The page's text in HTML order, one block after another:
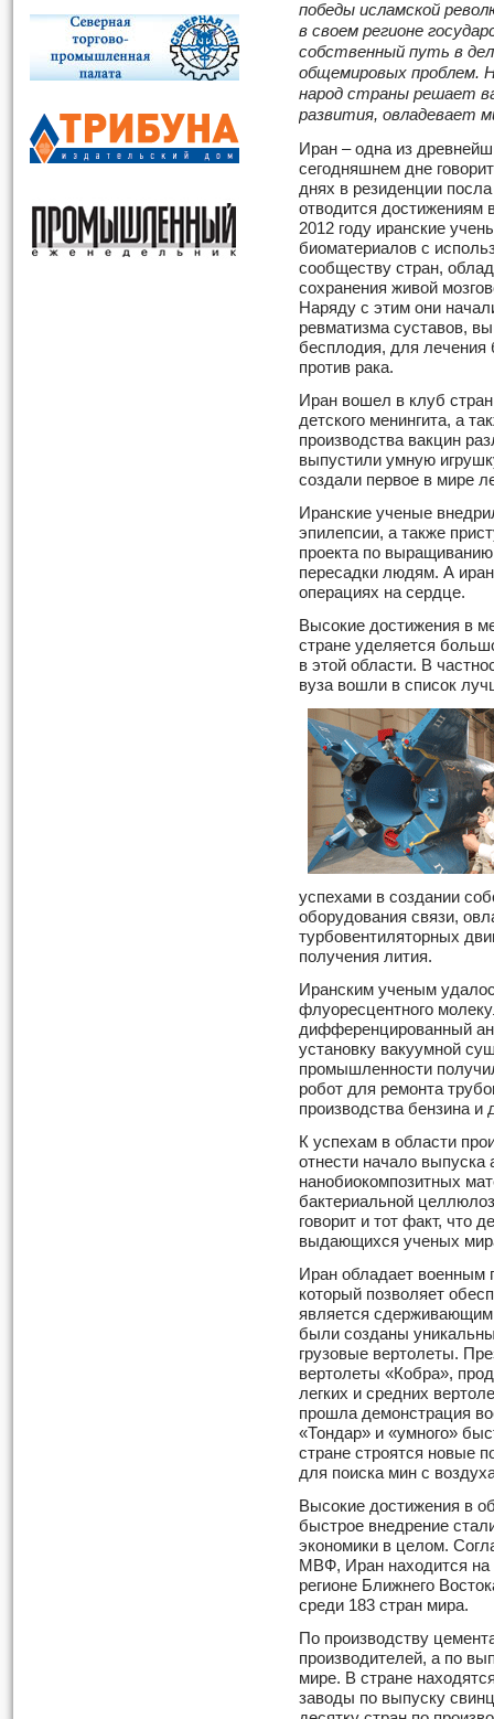
победы исламской
в своем регионе
собственный путь в
общемировых проблем.
народ страны решает
развития, овладевает
Иран – одна из
сегодняшнем дне
днях в резиденции
отводится достижениям
2012 году иранские
биоматериалов с
сообществу стран,
сохранения живой
Наряду с этим они
ревматизма суставов,
бесплодия, для лечения
против рака.
Иран вошел в клуб
детского менингита, а
производства вакцин
выпустили умную
создали первое в мире
Иранские ученые
эпилепсии, а также
проекта по
пересадки людям. А
операциях на сердце.
Высокие достижения в
стране уделяется
в этой области. В
вуза вошли в список
успехами в создании
оборудования связи,
турбовентиляторных
получения лития.
Иранским ученым
флуоресцентного
дифференцированный
установку вакуумной
промышленности
робот для ремонта
производства бензина и
К успехам в области
отнести начало выпуска
нанобиокомпозитных
бактериальной
говорит и тот факт, что
выдающихся ученых
Иран обладает военным
который позволяет
является
были созданы
грузовые вертолеты.
вертолеты «Кобра»,
легких и средних
прошла демонстрация
«Тондар» и «умного»
стране строятся новые
для поиска мин с
Высокие достижения в
быстрое внедрение
экономики в целом.
МВФ, Иран находится на
регионе Ближнего
среди 183 стран мира.
По производству
производителей, а по
мире. В стране
заводы по выпуску